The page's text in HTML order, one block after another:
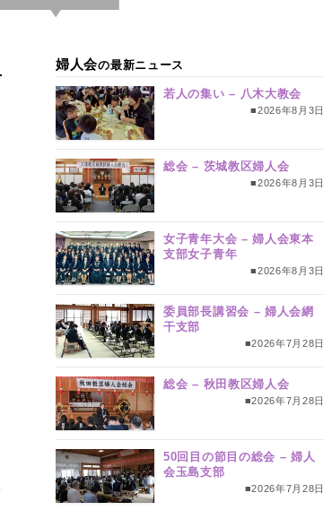
婦人会の最新ニュース
若人の集い – 八木大教会
■2026年8月3日
総会 – 茨城教区婦人会
■2026年8月3日
女子青年大会 – 婦人会東本
支部女子青年
■2026年8月3日
委員部長講習会 – 婦人会網
干支部
■2026年7月28日
総会 – 秋田教区婦人会
■2026年7月28日
50回目の節目の総会 – 婦人
会玉島支部
■2026年7月28日